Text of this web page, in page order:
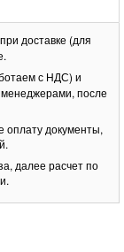
доставке (для
с НДС) и
после
оплату документы,
далее расчет по